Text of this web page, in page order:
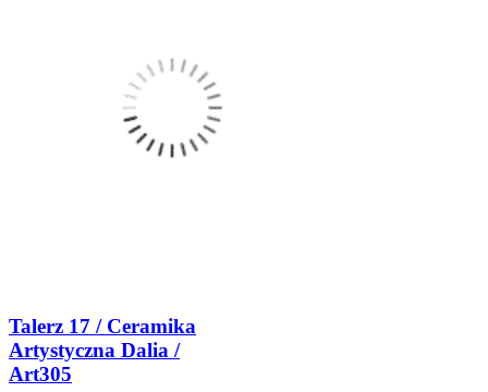
Talerz 17 / Ceramika
Artystyczna Dalia /
Art305